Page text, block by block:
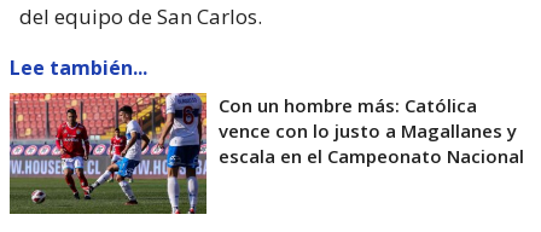
del equipo de San Carlos.
Lee también...
Con un hombre más: Católica
vence con lo justo a Magallanes y
escala en el Campeonato Nacional